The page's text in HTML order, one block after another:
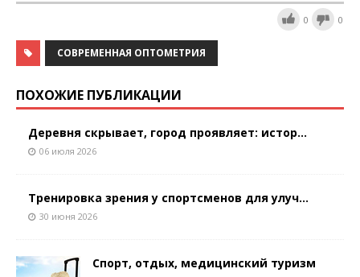
0 0
СОВРЕМЕННАЯ ОПТОМЕТРИЯ
ПОХОЖИЕ ПУБЛИКАЦИИ
Деревня скрывает, город проявляет: истор...
06 июля 2026
Тренировка зрения у спортсменов для улуч...
30 июня 2026
Спорт, отдых, медицинский туризм